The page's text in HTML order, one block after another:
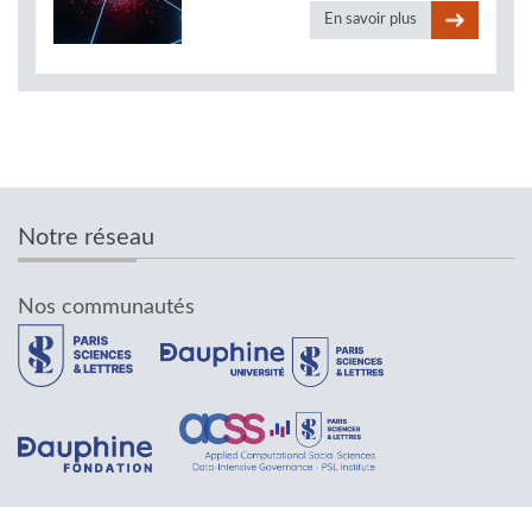
En savoir plus
Notre réseau
Nos communautés